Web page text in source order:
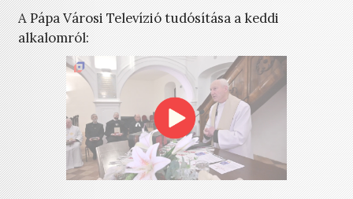
A Pápa Városi Televízió tudósítása a keddi
alkalomról: